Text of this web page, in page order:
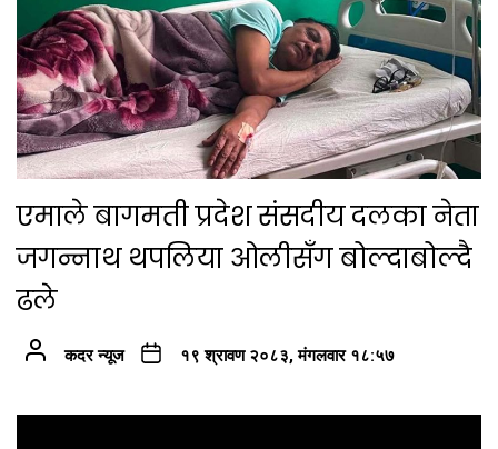
एमाले बागमती प्रदेश संसदीय दलका नेता
जगन्नाथ थपलिया ओलीसँग बोल्दाबोल्दै
ढले
कदर न्यूज १९ श्रावण २०८३, मंगलवार १८:५७